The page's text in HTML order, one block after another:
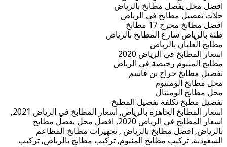
افضل محل يفصل مطابخ بالرياض
حلات تفصيل مطابخ في الرياض
افضل مطابخ مخرج 17 مطابخ
طنة بالرياض شارع المطابخ بالرياض
مطابخ العليان بالرياض
اسعار المطابخ في الرياض 2020
مطابخ المنيوم رخيصة في الرياض
تفصيل مطابخ حراج بن قاسم
محل مطابخ الومنيوم
محل مطابخ الومنتال
تفصيل مطبخ تكلفة تفصيل المطبخ
اسعار المطابخ الجاهزة بالرياض, اسعار المطابخ في الرياض 2021,
اسعار المطابخ في الرياض 2020, افضل محل يفصل مطابخ
بالرياض, افضل مطابخ بالرياض , تجهيزات مطابخ المطاعم
السعودية, تركيب مطابخ المنيوم, تركيب مطابخ بالرياض, تركيب